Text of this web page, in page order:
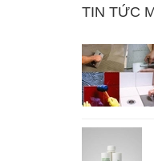
TIN TỨC